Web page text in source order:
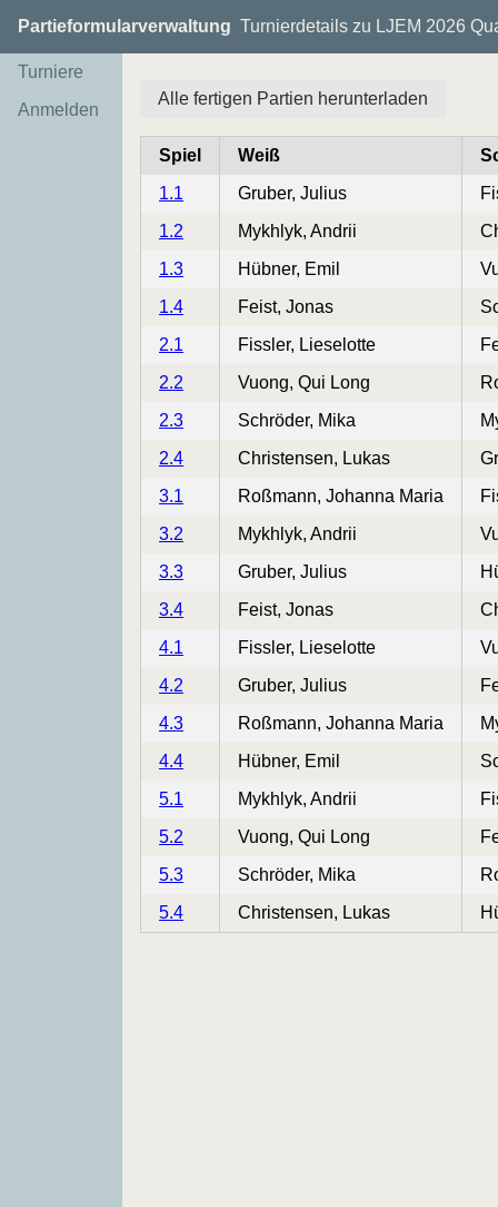
Partieformularverwaltung Turnierdetails zu LJEM 2026
Turniere
Anmelden
Alle fertigen Partien herunterladen
Spiel Weiß
1.1
Gruber, Julius
1.2
Mykhlyk, Andrii
1.3
Hübner, Emil
1.4
Feist, Jonas
2.1
Fissler, Lieselotte
2.2
Vuong, Qui Long
2.3
Schröder, Mika
2.4
Christensen, Lukas
3.1
Roßmann, Johanna Maria
3.2
Mykhlyk, Andrii
3.3
Gruber, Julius
3.4
Feist, Jonas
4.1
Fissler, Lieselotte
4.2
Gruber, Julius
4.3
Roßmann, Johanna Maria
4.4
Hübner, Emil
5.1
Mykhlyk, Andrii
5.2
Vuong, Qui Long
5.3
Schröder, Mika
5.4
Christensen, Lukas